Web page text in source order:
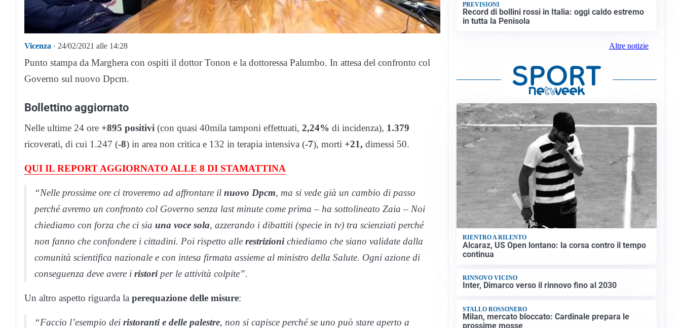
Vicenza · 24/02/2021 alle 14:28
Punto stampa da Marghera con ospiti il dottor Tonon e la dottoressa Palumbo. In attesa del confronto col
Governo sul nuovo Dpcm.
Bollettino aggiornato
Nelle ultime 24 ore +895 positivi (con quasi 40mila tamponi effettuati, 2,24% di incidenza), 1.379
ricoverati, di cui 1.247 (-8) in area non critica e 132 in terapia intensiva (-7), morti +21, dimessi 50.
QUI IL REPORT AGGIORNATO ALLE 8 DI STAMATTINA
“Nelle prossime ore ci troveremo ad affrontare il nuovo Dpcm, ma si vede già un cambio di passo
perché avremo un confronto col Governo senza last minute come prima – ha sottolineato Zaia – Noi
chiediamo con forza che ci sia una voce sola, azzerando i dibattiti (specie in tv) tra scienziati perché
non fanno che confondere i cittadini. Poi rispetto alle restrizionichiediamo che siano validate dalla
comunità scientifica nazionale e con intesa firmata assieme al ministro della Salute. Ogni azione di
conseguenza deve avere i ristoriper le attività colpite”.
Un altro aspetto riguarda la perequazione delle misure:
“Faccio l’esempio dei ristoranti e delle palestre, non si capisce perché se uno può stare aperto a
PREVISIONI
Record di bollini rossi in Italia: oggi caldo estremo
in tutta la Penisola
Altre notizie
RIENTRO A RILENTO
Alcaraz, US Open lontano: la corsa contro il tempo
continua
RINNOVO VICINO
Inter, Dimarco verso il rinnovo fino al 2030
STALLO ROSSONERO
Milan, mercato bloccato: Cardinale prepara le
prossime mosse